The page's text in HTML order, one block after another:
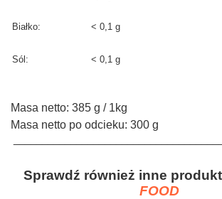
Białko: < 0,1 g
Sól: < 0,1 g
Masa netto: 385 g / 1kg
Masa netto po odcieku: 300 g
Sprawdź również inne
FOOD